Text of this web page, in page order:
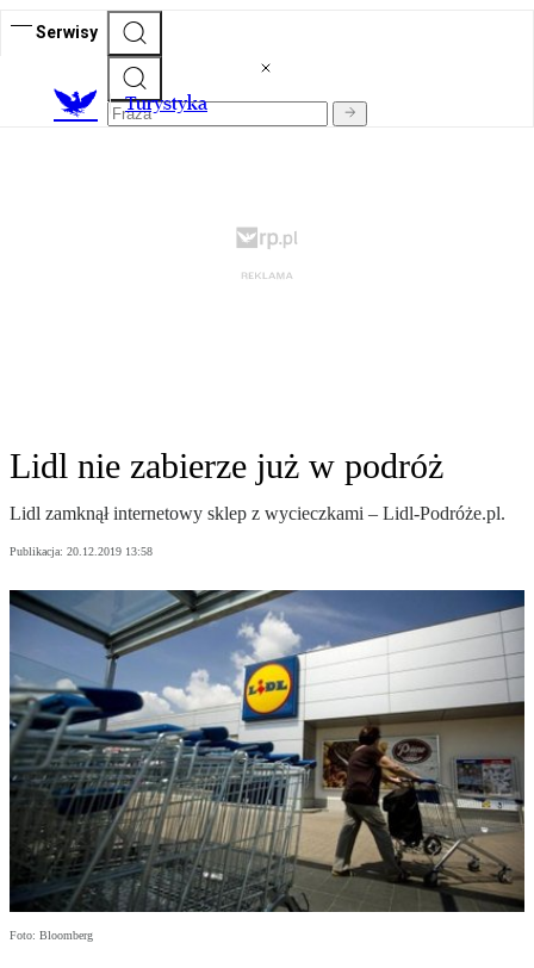
Serwisy
Turystyka
Lidl nie zabierze już w podróż
Lidl zamknął internetowy sklep z wycieczkami – Lidl-Podróże.pl.
Publikacja: 20.12.2019 13:58
Foto: Bloomberg